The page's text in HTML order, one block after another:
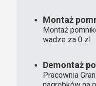
Montaż
Montaż
wadze za 0 zl
Demontaż
Pracownia